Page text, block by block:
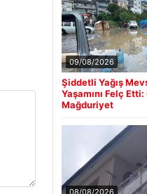
09/08/2026
Şiddetli Yağış
Yaşamını Felç
Mağduriyet